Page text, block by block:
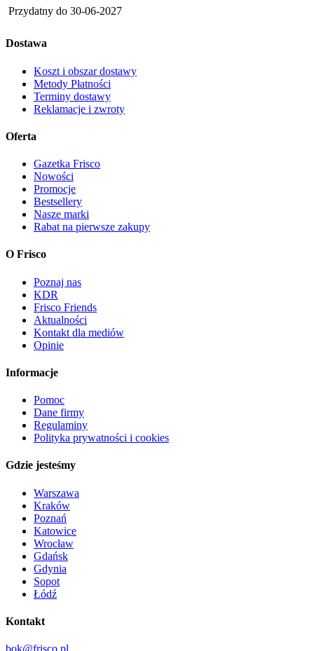
Przydatny do 30-06-2027
Dostawa
Koszt i obszar dostawy
Metody Płatności
Terminy dostawy
Reklamacje i zwroty
Oferta
Gazetka Frisco
Nowości
Promocje
Bestsellery
Nasze marki
Rabat na pierwsze zakupy
O Frisco
Poznaj nas
KDR
Frisco Friends
Aktualności
Kontakt dla mediów
Opinie
Informacje
Pomoc
Dane firmy
Regulaminy
Polityka prywatności i cookies
Gdzie jesteśmy
Warszawa
Kraków
Poznań
Katowice
Wrocław
Gdańsk
Gdynia
Sopot
Łódź
Kontakt